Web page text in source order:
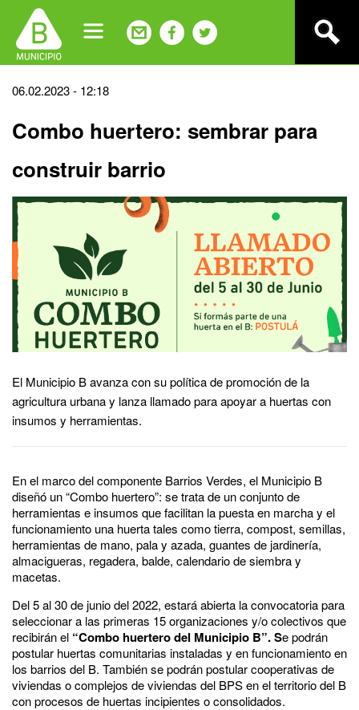
navigation
Back
top
06.02.2023 - 12:18
Combo huertero: sembrar para
construir barrio
El Municipio B avanza con su política de promoción de la
agricultura urbana y lanza llamado para apoyar a huertas con
insumos y herramientas.
En el marco del componente Barrios Verdes, el Municipio B
diseñó un “Combo huertero”: se trata de un conjunto de
herramientas e insumos que facilitan la puesta en marcha y el
funcionamiento una huerta tales como tierra, compost, semillas,
herramientas de mano, pala y azada, guantes de jardinería,
almacigueras, regadera, balde, calendario de siembra y
macetas.
Del 5 al 30 de junio del 2022, estará abierta la convocatoria para
seleccionar a las primeras 15 organizaciones y/o colectivos que
recibirán el “Combo huertero del Municipio B”. Se podrán
postular huertas comunitarias instaladas y en funcionamiento en
los barrios del B. También se podrán postular cooperativas de
viviendas o complejos de viviendas del BPS en el territorio del B
con procesos de huertas incipientes o consolidados.